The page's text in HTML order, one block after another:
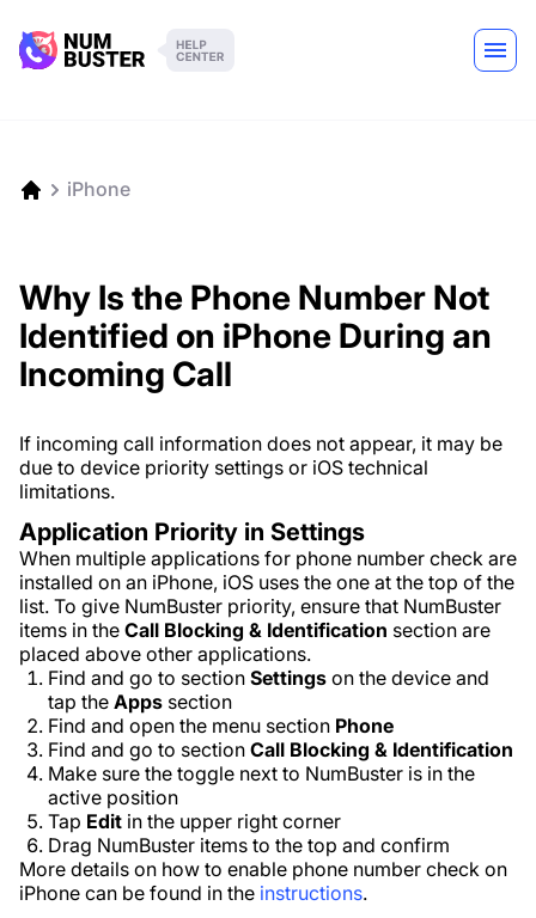
iPhone
Why Is the Phone Number Not
Identified on iPhone During an
Incoming Call
If incoming call information does not appear, it may be
due to device priority settings or iOS technical
limitations.
Application Priority in Settings
When multiple applications for phone number check are
installed on an iPhone, iOS uses the one at the top of the
list. To give NumBuster priority, ensure that NumBuster
items in the Call Blocking & Identification section are
placed above other applications.
Find and go to section Settings on the device and
tap the Apps section
Find and open the menu section Phone
Find and go to section Call Blocking & Identification
Make sure the toggle next to NumBuster is in the
active position
Tap Edit in the upper right corner
Drag NumBuster items to the top and confirm
More details on how to enable phone number check on
iPhone can be found in the instructions.